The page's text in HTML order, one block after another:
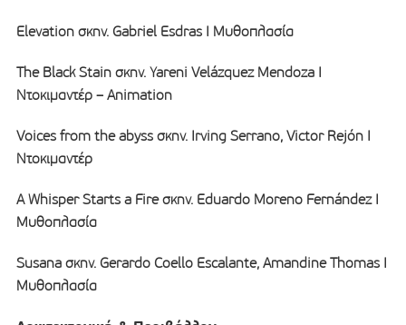
Elevation σκην. Gabriel Esdras I Μυθοπλασία
The Black Stain σκην. Yareni Velázquez Mendoza I
Ντοκιμαντέρ – Animation
Voices from the abyss σκην. Irving Serrano, Victor Rejón I
Ντοκιμαντέρ
A Whisper Starts a Fire σκην. Eduardo Moreno Fernández I
Μυθοπλασία
Susana σκην. Gerardo Coello Escalante, Amandine Thomas I
Μυθοπλασία